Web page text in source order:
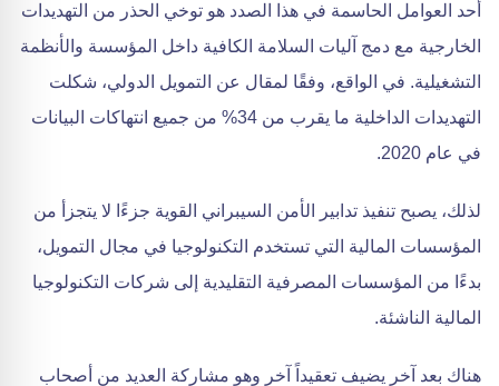
أحد العوامل الحاسمة في هذا الصدد هو توخي الحذر من التهديدات
الخارجية مع دمج آليات السلامة الكافية داخل المؤسسة والأنظمة
التشغيلية. في الواقع، وفقًا لمقال عن التمويل الدولي، شكلت
التهديدات الداخلية ما يقرب من 34% من جميع انتهاكات البيانات
في عام 2020.
لذلك، يصبح تنفيذ تدابير الأمن السيبراني القوية جزءًا لا يتجزأ من
المؤسسات المالية التي تستخدم التكنولوجيا في مجال التمويل،
بدءًا من المؤسسات المصرفية التقليدية إلى شركات التكنولوجيا
المالية الناشئة.
هناك بعد آخر يضيف تعقيداً آخر وهو مشاركة العديد من أصحاب